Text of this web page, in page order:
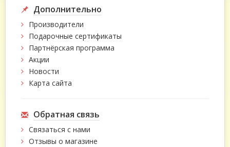
Дополнительно
Производители
Подарочные сертификаты
Партнёрская программа
Акции
Новости
Карта сайта
Обратная связь
Связаться с нами
Отзывы о магазине